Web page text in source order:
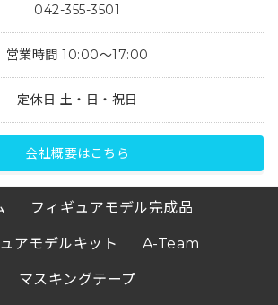
042-355-3501
営業時間 10:00～17:00
定休日 土・日・祝日
会社概要はこちら
フィギュアモデル完成品
アモデルキット A-Team
マスキングテープ